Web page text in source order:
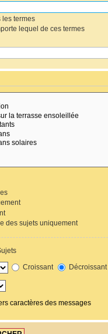
les termes
lequel de ces termes
des sujets uniquement
Croissant Décroissant
caractères des messages